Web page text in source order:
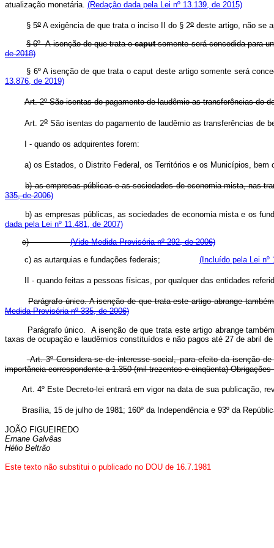
atualização monetária. (Redação dada pela Lei nº 13.139, de 2015)
§ 5o A exigência de que trata o inciso II do § 2o deste artigo,
§ 6º A isenção de que trata ocaputsomente será concedida para
de 2018)
§ 6º A isenção de que trata ocaput deste artigo somente será
13.876, de 2019)
Art. 2º São isentas do pagamento de laudêmio as transferências do
Art. 2o São isentas do pagamento de laudêmio as
I - quando os adquirentes forem:
a) os Estados, o Distrito Federal, os Territórios e os Municípios,
b) as empresas públicas e as sociedades de economia
335, de 2006)
b) as empresas públicas, as sociedades de economia mista e
dada pela Lei nº 11.481, de 2007)
c)
(Vide Medida Provisória nº 292, de 2006)
c) as autarquias e fundações federais; (Incluído pela Lei nº
II - quando feitas a pessoas físicas, por qualquer das entidades
Parágrafo único. A isenção de que trata este artigo abrange
Medida Provisória nº 335, de 2006)
Parágrafo único. A isenção de que trata este artigo abrange
taxas de ocupação e laudêmios constituídos e não pagos até 27
Art. 3º Considera-se de interesse social, para efeito da isenção
importância correspondente a 1.350 (mil trezentos e cinqüenta)
Art. 4º Este Decreto-lei entrará em vigor na data de sua publicação,
Brasília, 15 de julho de 1981; 160º da Independência e 93º da
JOÃO FIGUEIREDO
Ernane Galvêas
Hélio Beltrão
Este texto não substitui o publicado no DOU de 16.7.1981